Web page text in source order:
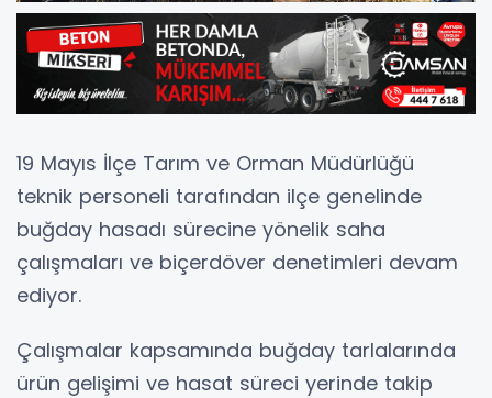
19 Mayıs İlçe Tarım ve Orman Müdürlüğü
teknik personeli tarafından ilçe genelinde
buğday hasadı sürecine yönelik saha
çalışmaları ve biçerdöver denetimleri devam
ediyor.
Çalışmalar kapsamında buğday tarlalarında
ürün gelişimi ve hasat süreci yerinde takip